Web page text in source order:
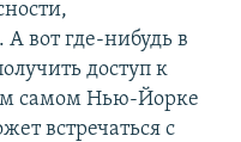
вот где-нибудь в
доступ к
самом Нью-Йорке
встречаться с